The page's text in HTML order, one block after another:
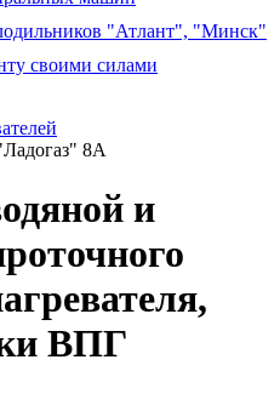
"Атлант", "Минск"
своими силами
8А
и
ВПГ